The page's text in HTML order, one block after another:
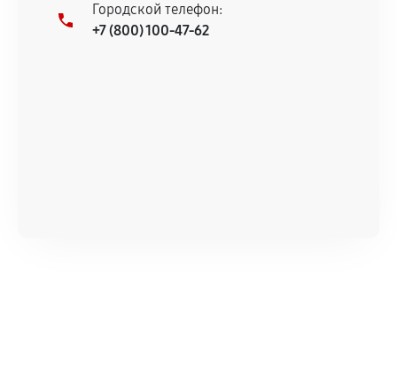
Городской телефон:
+7 (800) 100-47-62